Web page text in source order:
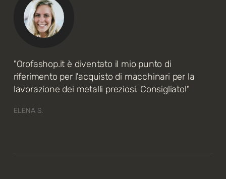
"Orofashop.it è diventato il mio punto di
lavorazione dei metalli preziosi. Consigliato!"
ELENA S.